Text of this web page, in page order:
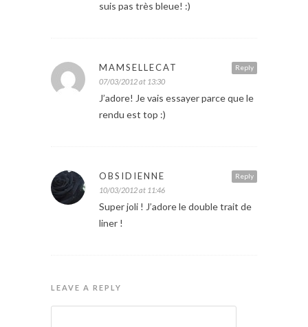
suis pas très bleue! :)
Reply
MAMSELLECAT
07/03/2012 at 13:30
J’adore! Je vais essayer parce que le
rendu est top :)
Reply
OBSIDIENNE
10/03/2012 at 11:46
Super joli ! J’adore le double trait de
liner !
LEAVE A REPLY